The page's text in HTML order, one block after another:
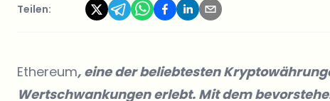
Teilen:
Ethereum, eine der beliebtesten
Wertschwankungen erlebt. Mit dem